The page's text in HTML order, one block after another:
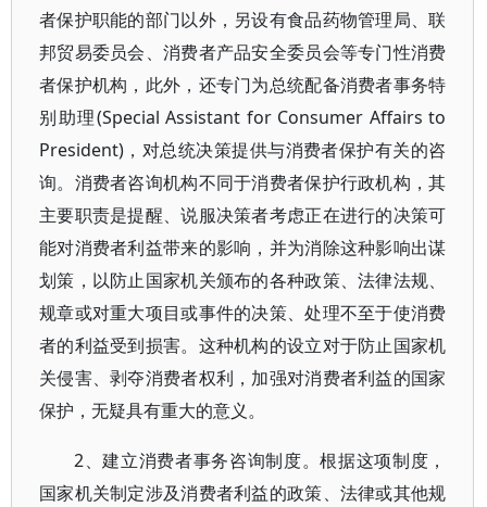
者保护职能的部门以外，另设有食品药物管理局、联
邦贸易委员会、消费者产品安全委员会等专门性消费
者保护机构，此外，还专门为总统配备消费者事务特
别助理(Special Assistant for Consumer Affairs to
President)，对总统决策提供与消费者保护有关的咨
询。消费者咨询机构不同于消费者保护行政机构，其
主要职责是提醒、说服决策者考虑正在进行的决策可
能对消费者利益带来的影响，并为消除这种影响出谋
划策，以防止国家机关颁布的各种政策、法律法规、
规章或对重大项目或事件的决策、处理不至于使消费
者的利益受到损害。这种机构的设立对于防止国家机
关侵害、剥夺消费者权利，加强对消费者利益的国家
保护，无疑具有重大的意义。
2、建立消费者事务咨询制度。根据这项制度，
国家机关制定涉及消费者利益的政策、法律或其他规